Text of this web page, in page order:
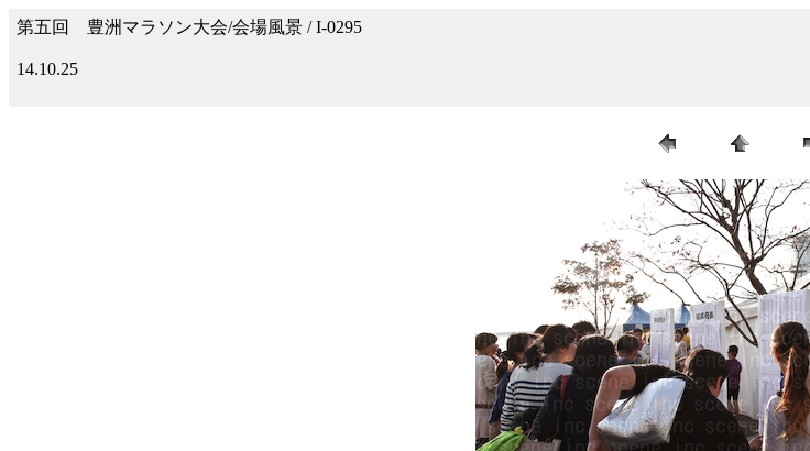
第五回 豊洲マラソン大会/会場風景 / I-0295
14.10.25